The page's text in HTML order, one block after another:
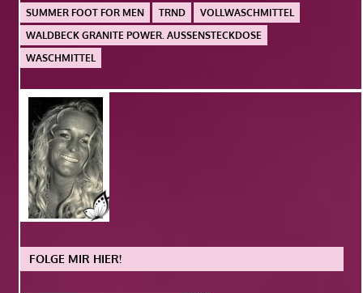
SUMMER FOOT FOR MEN
TRND
VOLLWASCHMITTEL
WALDBECK GRANITE POWER. AUSSENSTECKDOSE
WASCHMITTEL
FOLGE MIR HIER!